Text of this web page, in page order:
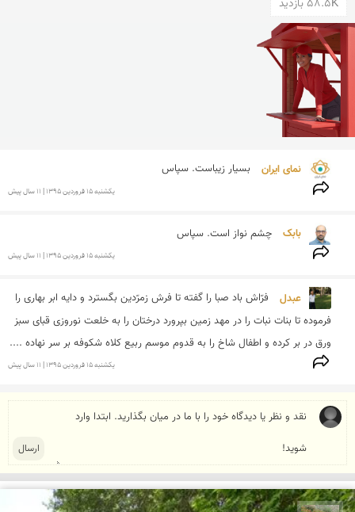
58.5K بازدید
نمای ایران بسیار زیباست. سپاس
يكشنبه 15 فروردين 1395 | 11 سال پیش
بابک چشم نواز است. سپاس
يكشنبه 15 فروردين 1395 | 11 سال پیش
عبدل
ورق در بر کرده و اطفال شاخ را به قدوم موسم ربیع کلاه شکوفه بر سر نهاده ....
يكشنبه 15 فروردين 1395 | 11 سال پیش